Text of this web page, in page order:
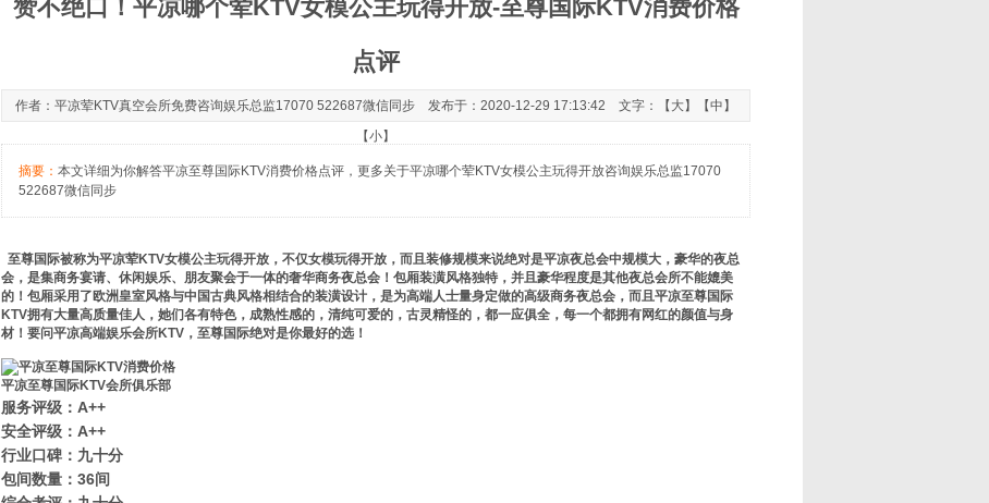
赞不绝口！平凉哪个荤KTV女模公主玩得开放-至尊国际KTV消费价格
点评
作者：平凉荤KTV真空会所免费咨询娱乐总监17070 522687微信同步 发布于：2020-12-29 17:13:42 文字：【 大】【中 】
【小】
摘要： 本文详细为你解答平凉至尊国际KTV消费价格点评，更多关于平凉哪个荤KTV女模公主玩得开放咨询娱乐总监17070
522687微信同步
至尊国际被称为平凉荤KTV女模公主玩得开放，不仅女模玩得开放，而且装修规模来说绝对是平凉夜总会中规模大，豪华的夜总
会，是集商务宴请、休闲娱乐、朋友聚会于一体的奢华商务夜总会！包厢装潢风格独特，并且豪华程度是其他夜总会所不能媲美
的！包厢采用了欧洲皇室风格与中国古典风格相结合的装潢设计，是为高端人士量身定做的高级商务夜总会，而且平凉至尊国际
KTV拥有大量高质量佳人，她们各有特色，成熟性感的，清纯可爱的，古灵精怪的，都一应俱全，每一个都拥有网红的颜值与身
材！要问平凉高端娱乐会所KTV，至尊国际绝对是你最好的选！
平凉至尊国际KTV会所俱乐部
服务评级：A++
安全评级：A++
行业口碑：九十分
包间数量：36间